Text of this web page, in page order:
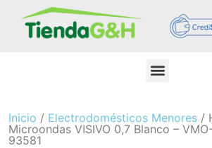
Inicio / Electrodomésticos Menores /
Microondas VISIVO 0,7 Blanco –
93581